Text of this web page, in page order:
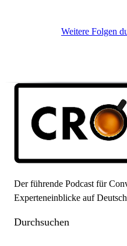
Weitere Folgen
Der führende Podcast für
Experteneinblicke auf
Durchsuchen